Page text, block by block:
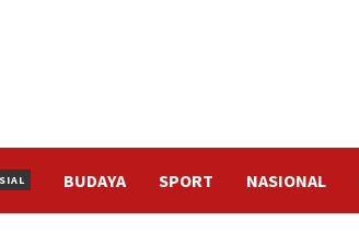
BUDAYA SPORT NASIONAL